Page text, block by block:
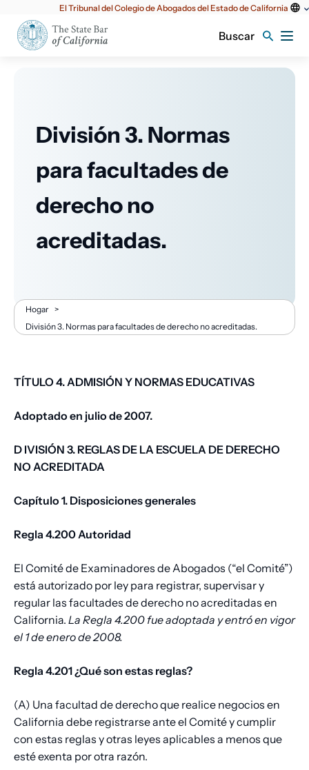
principal
El Tribunal del Colegio de Abogados del Estado de California
Buscar
División 3. Normas
para facultades de
derecho no
acreditadas.
Migaja
pan
Hogar >
División 3. Normas para facultades de derecho no acreditadas.
TÍTULO4.ADMISIÓN Y NORMAS EDUCATIVAS
Adoptado en julio de 2007.
D IVISIÓN 3. REGLAS DE LA ESCUELA DE DERECHO
NO ACREDITADA
Capítulo 1. Disposiciones generales
Regla 4.200 Autoridad
El Comité de Examinadores de Abogados (“el Comité”)
está autorizado por ley para registrar, supervisar y
regular las facultades de derecho no acreditadas en
California. La Regla 4.200 fue adoptada y entró en vigor
el 1 de enero de 2008.
Regla 4.201 ¿Qué son estas reglas?
(A) Una facultad de derecho que realice negocios en
California debe registrarse ante el Comité y cumplir
con estas reglas y otras leyes aplicables a menos que
esté exenta por otra razón.